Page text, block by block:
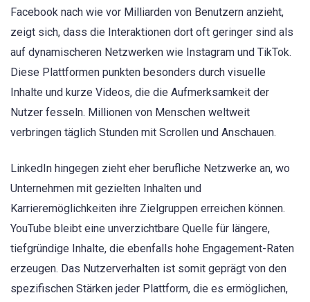
Facebook nach wie vor Milliarden von Benutzern anzieht,
zeigt sich, dass die Interaktionen dort oft geringer sind als
auf dynamischeren Netzwerken wie Instagram und TikTok.
Diese Plattformen punkten besonders durch visuelle
Inhalte und kurze Videos, die die Aufmerksamkeit der
Nutzer fesseln. Millionen von Menschen weltweit
verbringen täglich Stunden mit Scrollen und Anschauen.
LinkedIn hingegen zieht eher berufliche Netzwerke an, wo
Unternehmen mit gezielten Inhalten und
Karrieremöglichkeiten ihre Zielgruppen erreichen können.
YouTube bleibt eine unverzichtbare Quelle für längere,
tiefgründige Inhalte, die ebenfalls hohe Engagement-Raten
erzeugen. Das Nutzerverhalten ist somit geprägt von den
spezifischen Stärken jeder Plattform, die es ermöglichen,